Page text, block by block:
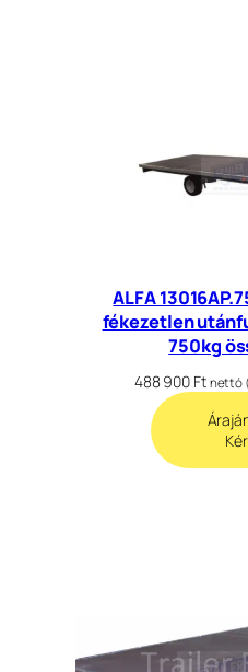
ALFA
fékezetlen
750kg
488 900 Ft nettó